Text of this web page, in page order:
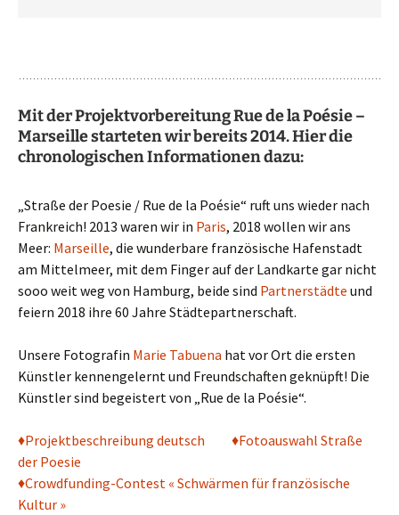
Mit der Projektvorbereitung Rue de la Poésie –
Marseille starteten wir bereits 2014. Hier die
chronologischen Informationen dazu:
„Straße der Poesie / Rue de la Poésie“ ruft uns wieder nach
Frankreich! 2013 waren wir in Paris, 2018 wollen wir ans
Meer: Marseille, die wunderbare französische Hafenstadt
am Mittelmeer, mit dem Finger auf der Landkarte gar nicht
sooo weit weg von Hamburg, beide sind Partnerstädte und
feiern 2018 ihre 60 Jahre Städtepartnerschaft.
Unsere Fotografin Marie Tabuena hat vor Ort die ersten
Künstler kennengelernt und Freundschaften geknüpft! Die
Künstler sind begeistert von „Rue de la Poésie“.
♦Projektbeschreibung deutsch ♦Fotoauswahl Straße
der Poesie
♦Crowdfunding-Contest « Schwärmen für französische
Kultur »